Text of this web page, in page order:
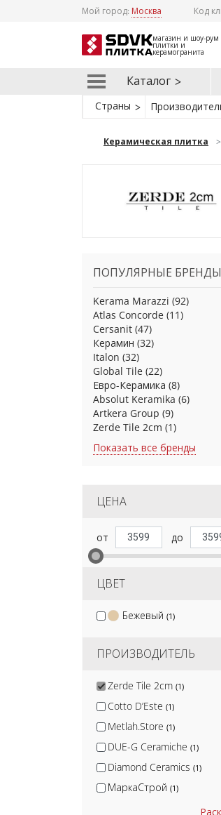
Мой город: Москва Код
магазин и шоу-рум
плитки и
керамогранита
Каталог
Страны
Керамическая плитка
ПОПУЛЯРНЫЕ БРЕНДЫ
Kerama Marazzi (92)
Atlas Concorde (11)
Cersanit (47)
Керамин (32)
Italon (32)
Global Tile (22)
Евро-Керамика (8)
Absolut Keramika (6)
Artkera Group (9)
Zerde Tile 2cm (1)
Показать все бренды
ЦЕНА
ЦВЕТ
Бежевый (1)
ПРОИЗВОДИТЕЛЬ
Zerde Tile 2cm (1)
Cotto D’Este (1)
Metlah.Store (1)
DUE-G Ceramiche (1)
Diamond Ceramics (1)
МаркаСтрой (1)